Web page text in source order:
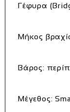
Γέφυρα
Μήκος
Βάρος:
Μέγεθος: